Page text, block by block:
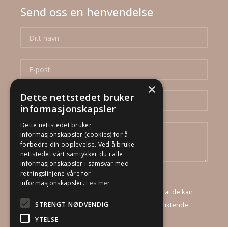
Send oss en henvendelse
Ved å sende inn dette skjema godtar jeg at
DinBoligStylist AS mottar mine opplysninger, og at de kan
kontakte meg via e-post og telefon for et uforpliktende
tilbud.
×
Dette nettstedet bruker
informasjonskapsler
Dette nettstedet bruker
informasjonskapsler (cookies) for å
forbedre din opplevelse. Ved å bruke
nettstedet vårt samtykker du i alle
informasjonskapsler i samsvar med
retningslinjene våre for
informasjonskapsler. Les mer
STRENGT NØDVENDIG
YTELSE